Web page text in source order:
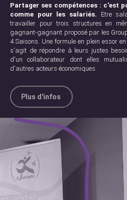
Partager ses compétences : c'est
comme pour les salariés. Etre
travailler pour trois structures en
gagnant-gagnant proposé par les
4 Saisons. Une formule en plein essor
s'agit de répondre à leurs justes
d'un collaborateur dont elles
d'autres acteurs économiques.
Plus d'infos